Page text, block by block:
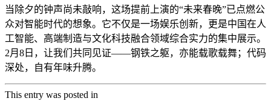
当除夕的钟声尚未敲响，这场提前上演的“未来春晚”已点燃公
众对智能时代的想象。它不仅是一场娱乐创新，更是中国在人
工智能、高端制造与文化科技融合领域综合实力的集中展示。
2月8日，让我们共同见证——钢铁之躯，亦能载歌载舞；代码
深处，自有年味升腾。
This entry was posted in